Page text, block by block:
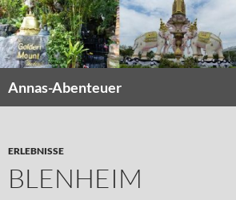
Zum
Inhalt
springen
Annas-Abenteuer
ERLEBNISSE
BLENHEIM